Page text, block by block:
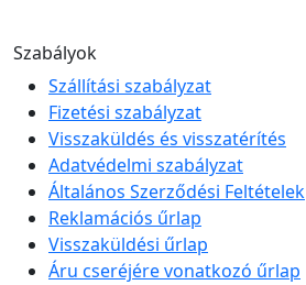
Szabályok
Szállítási szabályzat
Fizetési szabályzat
Visszaküldés és visszatérítés
Adatvédelmi szabályzat
Általános Szerződési Feltételek
Reklamációs űrlap
Visszaküldési űrlap
Áru cseréjére vonatkozó űrlap